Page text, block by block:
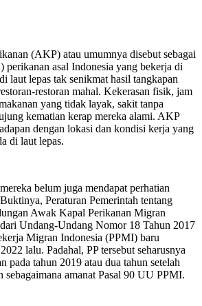
(AKP) atau umumnya disebut sebagai
asal Indonesia yang bekerja di
laut lepas tak senikmat hasil tangkapan
restoran mahal. Kekerasan fisik, jam
yang tidak layak, sakit tanpa
kematian kerap mereka alami. AKP
dengan lokasi dan kondisi kerja yang
di laut lepas.
belum juga mendapat perhatian
Peraturan Pemerintah tentang
Awak Kapal Perikanan Migran
Undang-Undang Nomor 18 Tahun 2017
Migran Indonesia (PPMI) baru
lalu. Padahal, PP tersebut seharusnya
pada tahun 2019 atau dua tahun setelah
amanat Pasal 90 UU PPMI.